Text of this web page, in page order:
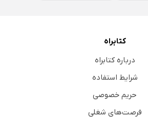
کتابراه
درباره کتابراه
شرایط استفاده
حریم خصوصی
فرصت‌های شغلی